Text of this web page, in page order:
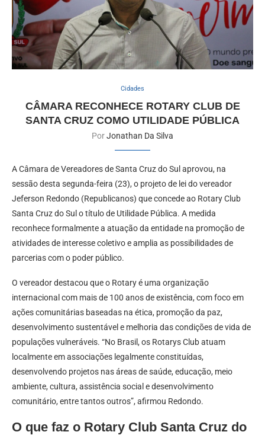
Cidades
CÂMARA RECONHECE ROTARY CLUB DE
SANTA CRUZ COMO UTILIDADE PÚBLICA
PorJonathan Da Silva
A Câmara de Vereadores de Santa Cruz do Sul aprovou, na
sessão desta segunda-feira (23), o projeto de lei do vereador
Jeferson Redondo (Republicanos) que concede ao Rotary Club
Santa Cruz do Sul o título de Utilidade Pública. A medida
reconhece formalmente a atuação da entidade na promoção de
atividades de interesse coletivo e amplia as possibilidades de
parcerias com o poder público.
O vereador destacou que o Rotary é uma organização
internacional com mais de 100 anos de existência, com foco em
ações comunitárias baseadas na ética, promoção da paz,
desenvolvimento sustentável e melhoria das condições de vida de
populações vulneráveis. “No Brasil, os Rotarys Club atuam
localmente em associações legalmente constituídas,
desenvolvendo projetos nas áreas de saúde, educação, meio
ambiente, cultura, assistência social e desenvolvimento
comunitário, entre tantos outros”, afirmou Redondo.
O que faz o Rotary Club Santa Cruz do